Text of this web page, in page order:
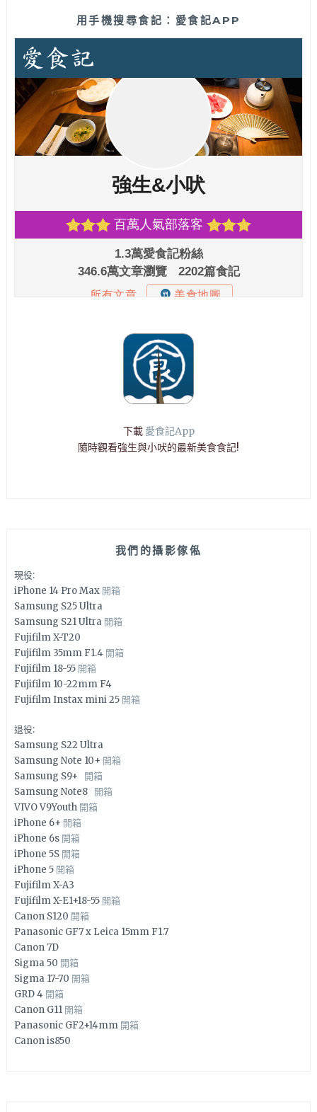
用手機搜尋食記：愛食記APP
下載 愛食記App
隨時觀看強生與小吠的最新美食食記!
我們的攝影傢俬
現役:
iPhone 14 Pro Max 開箱
Samsung S25 Ultra
Samsung S21 Ultra 開箱
Fujifilm X-T20
Fujifilm 35mm F1.4 開箱
Fujifilm 18-55 開箱
Fujifilm 10-22mm F4
Fujifilm Instax mini 25 開箱
退役:
Samsung S22 Ultra
Samsung Note 10+ 開箱
Samsung S9+ 開箱
Samsung Note8 開箱
VIVO V9Youth 開箱
iPhone 6+ 開箱
iPhone 6s 開箱
iPhone 5S 開箱
iPhone 5 開箱
Fujifilm X-A3
Fujifilm X-E1+18-55 開箱
Canon S120 開箱
Panasonic GF7 x Leica 15mm F1.7
Canon 7D
Sigma 50 開箱
Sigma 17-70 開箱
GRD 4 開箱
Canon G11 開箱
Panasonic GF2+14mm 開箱
Canon is850